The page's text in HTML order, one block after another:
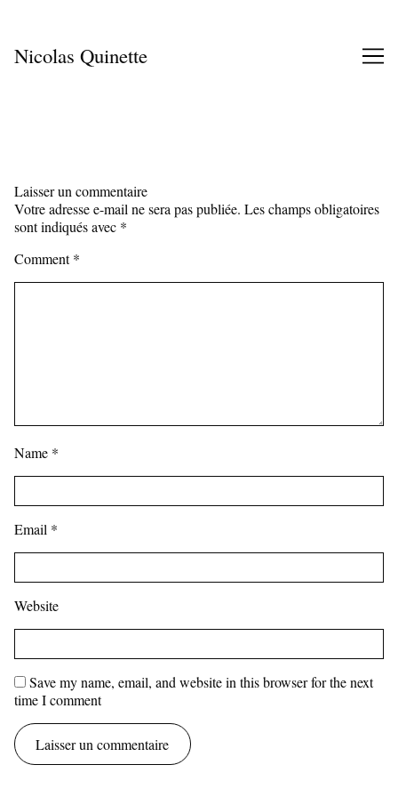
Nicolas Quinette
Laisser un commentaire
Votre adresse e-mail ne sera pas publiée. Les champs obligatoires
sont indiqués avec *
Comment*
Name *
Email *
Website
Save my name, email, and website in this browser for the next
time I comment